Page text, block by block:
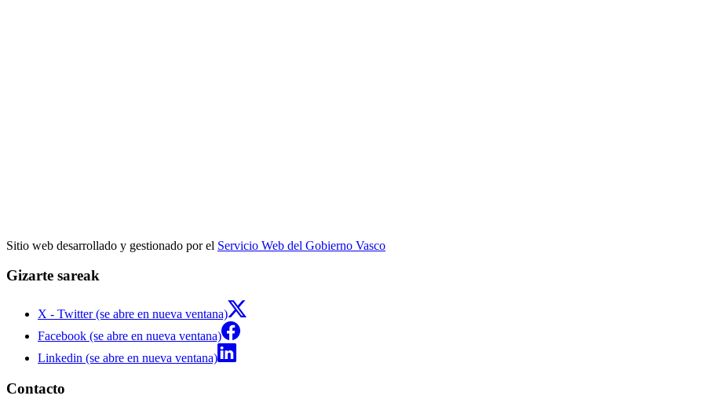
Sitio web desarrollado y gestionado por el Servicio Web del Gobierno Vasco
Gizarte sareak
X - Twitter (se abre en nueva ventana)
Facebook (se abre en nueva ventana)
Linkedin (se abre en nueva ventana)
Contacto